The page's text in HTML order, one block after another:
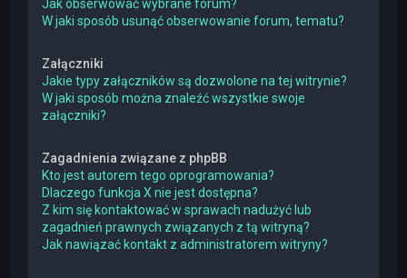
Jak obserwować wybrane forum?
W jaki sposób usunąć obserwowanie forum, tematu?
Załączniki
Jakie typy załączników są dozwolone na tej witrynie?
W jaki sposób można znaleźć wszystkie swoje
załączniki?
Zagadnienia związane z phpBB
Kto jest autorem tego oprogramowania?
Dlaczego funkcja X nie jest dostępna?
Z kim się kontaktować w sprawach nadużyć lub
zagadnień prawnych związanych z tą witryną?
Jak nawiązać kontakt z administratorem witryny?